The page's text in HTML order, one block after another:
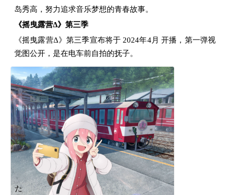
岛秀高，努力追求音乐梦想的青春故事。
《摇曳露营Δ》第三季
《摇曳露营Δ》第三季宣布将于 2024年4月 开播，第一弹视
觉图公开，是在电车前自拍的抚子。